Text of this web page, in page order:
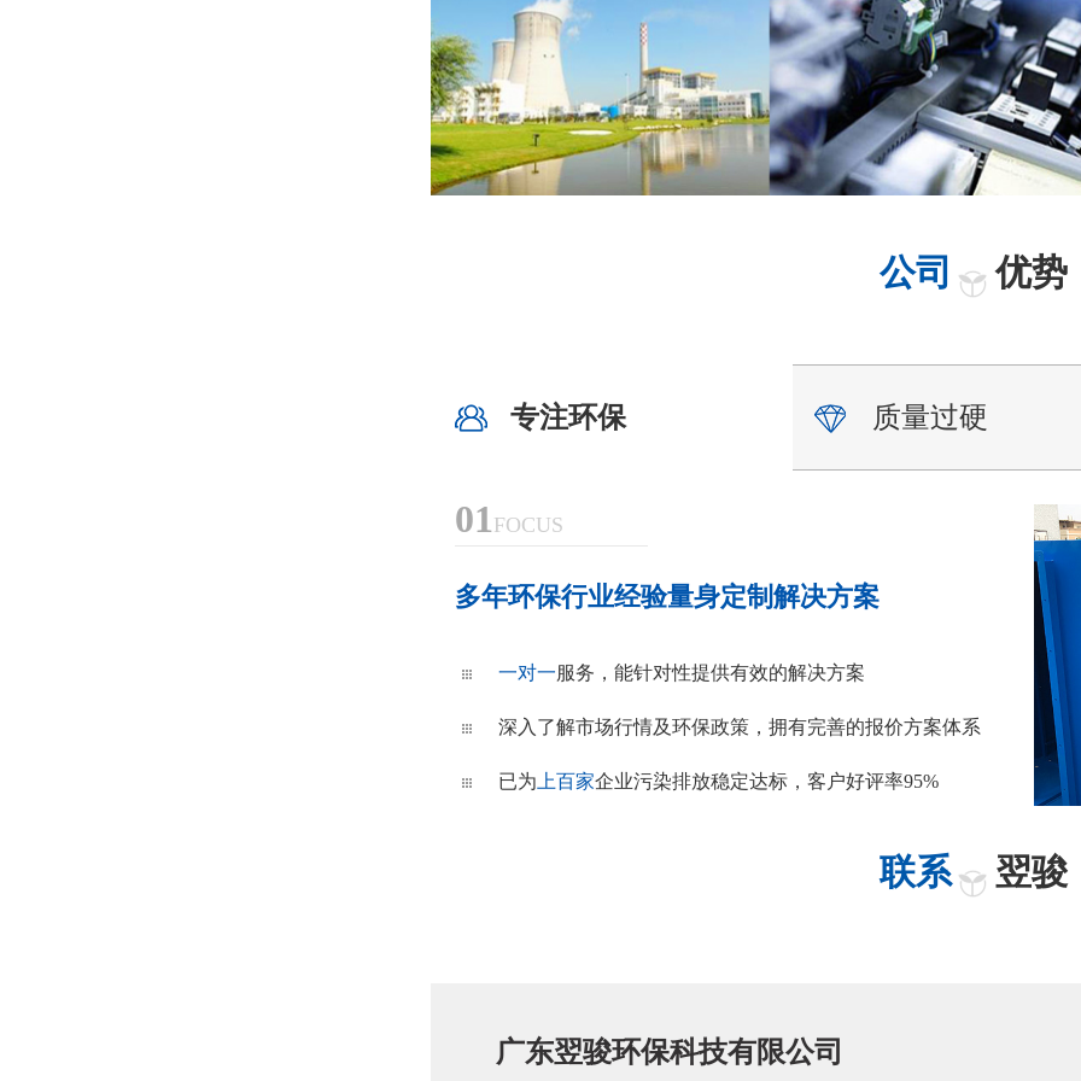
公司 优势
专注环保 质量过硬
01FOCUS
多年环保行业经验量身定制解决方案
一对一服务，能针对性提供有效的解决方案
深入了解市场行情及环保政策，拥有完善的报价方案体系
已为 上百家企业污染排放稳定达标，客户好评率95%
联系 翌骏
广东翌骏环保科技有限公司